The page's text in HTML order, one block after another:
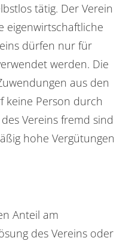
tätig. Der Verein
eigenwirtschaftliche
dürfen nur für
werden. Die
aus den
keine Person durch
Vereins fremd sind
hohe Vergütungen
Anteil am
des Vereins oder